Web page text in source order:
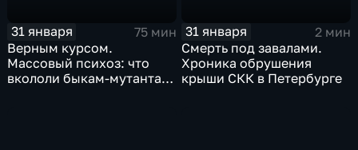
31 января
75 мин
Верным курсом.
Массовый психоз: что
вкололи быкам-мутантам,
31 января
2 мин
Смерть под завалами.
Хроника обрушения
крыши СКК в Петербурге